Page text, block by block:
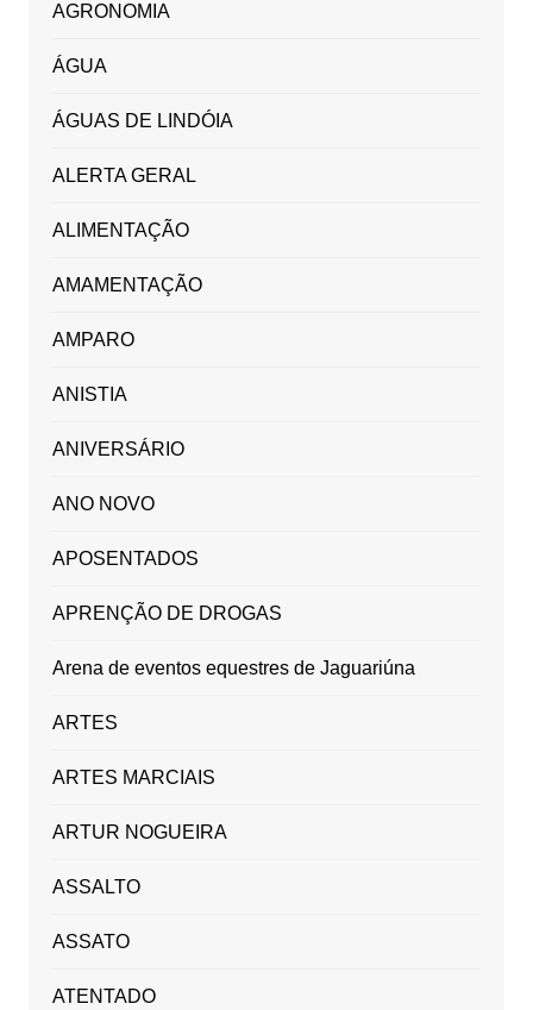
AGRONOMIA
ÁGUA
ÁGUAS DE LINDÓIA
ALERTA GERAL
ALIMENTAÇÃO
AMAMENTAÇÃO
AMPARO
ANISTIA
ANIVERSÁRIO
ANO NOVO
APOSENTADOS
APRENÇÃO DE DROGAS
Arena de eventos equestres de Jaguariúna
ARTES
ARTES MARCIAIS
ARTUR NOGUEIRA
ASSALTO
ASSATO
ATENTADO